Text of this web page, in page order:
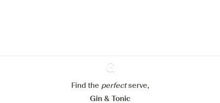
Ginventory
Find the perfectserve,
Gin & Tonic